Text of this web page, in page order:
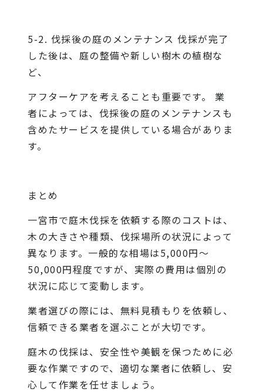
5-2. 伐採後の庭のメンテナンス 伐採が完了
した後は、庭の整備や新しい樹木の植樹な
ど、
アフターケアを考えることも重要です。 業
者によっては、伐採後の庭のメンテナンスも
含めたサービスを提供している場合がありま
す。
まとめ
一宮市で庭木伐採を依頼する際のコストは、
木の大きさや種類、伐採場所の状況によって
異なります。一般的な相場は5,000円～
50,000円程度ですが、実際の費用は個別の
状況に応じて変動します。
業者選びの際には、無料見積もりを依頼し、
信頼できる業者を選ぶことが大切です。
庭木の伐採は、安全性や美観を保つために必
要な作業ですので、適切な業者に依頼し、安
心して作業を任せましょう。